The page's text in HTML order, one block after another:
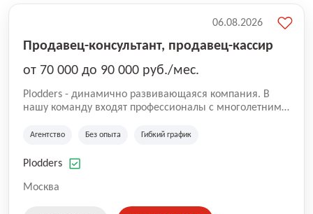
Продавец-консультант, продавец-кассир
от 70 000 до 90 000 руб./мес.
Plodders - динамично развивающаяся компания. В
нашу команду входят профессионалы с многолетним
на рынке аутсорсинга, а накопленный опыт позволяют
оказываемых услуг.
Агентство Без опыта Гибкий график
Plodders
Москва
06.08.2026